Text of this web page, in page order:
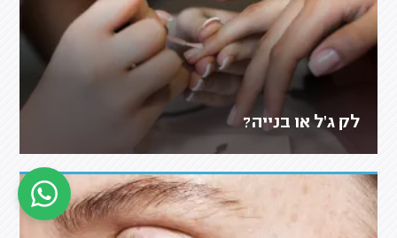
לק ג'ל או בנייה?